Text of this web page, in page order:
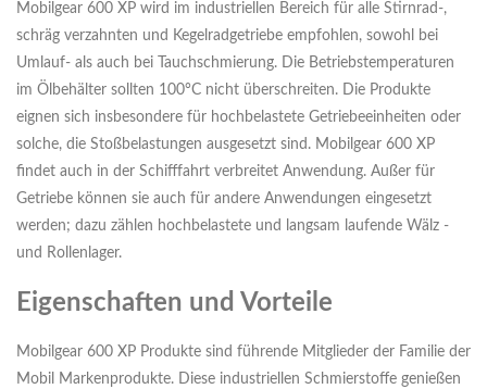
Mobilgear 600 XP wird im industriellen Bereich für alle Stirnrad-,
schräg verzahnten und Kegelradgetriebe empfohlen, sowohl bei
Umlauf- als auch bei Tauchschmierung. Die Betriebstemperaturen
im Ölbehälter sollten 100°C nicht überschreiten. Die Produkte
eignen sich insbesondere für hochbelastete Getriebeeinheiten oder
solche, die Stoßbelastungen ausgesetzt sind. Mobilgear 600 XP
findet auch in der Schifffahrt verbreitet Anwendung. Außer für
Getriebe können sie auch für andere Anwendungen eingesetzt
werden; dazu zählen hochbelastete und langsam laufende Wälz -
und Rollenlager.
Eigenschaften und Vorteile
Mobilgear 600 XP Produkte sind führende Mitglieder der Familie der
Mobil Markenprodukte. Diese industriellen Schmierstoffe genießen